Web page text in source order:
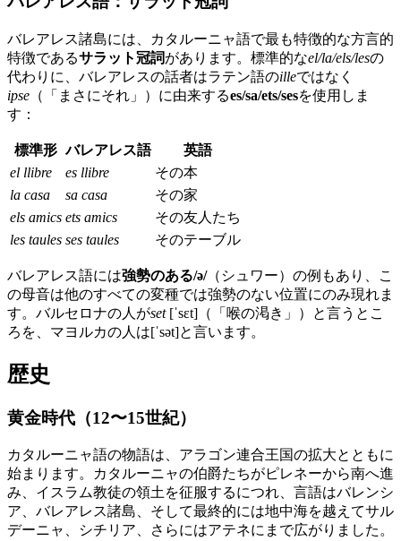
バレアレス諸島には、カタルーニャ語で最も特徴的な方言的
特徴であるサラット冠詞があります。標準的なel/la/els/lesの
代わりに、バレアレスの話者はラテン語のilleではなく
ipse （「まさにそれ」）に由来するes/sa/ets/sesを使用しま
す：
標準形 バレアレス語
英語
el llibre
es llibre
その本
la casa
sa casa
その家
els amics ets amics
その友人たち
les taules ses taules そのテーブル
バレアレス語には強勢のある/ə/（シュワー）の例もあり、こ
の母音は他のすべての変種では強勢のない位置にのみ現れま
す。バルセロナの人がset[ˈsɛt]（「喉の渇き」）と言うとこ
ろを、マヨルカの人は[ˈsət]と言います。
歴史
黄金時代（12〜15世紀）
カタルーニャ語の物語は、アラゴン連合王国の拡大とともに
始まります。カタルーニャの伯爵たちがピレネーから南へ進
み、イスラム教徒の領土を征服するにつれ、言語はバレンシ
ア、バレアレス諸島、そして最終的には地中海を越えてサル
デーニャ、シチリア、さらにはアテネにまで広がりました。